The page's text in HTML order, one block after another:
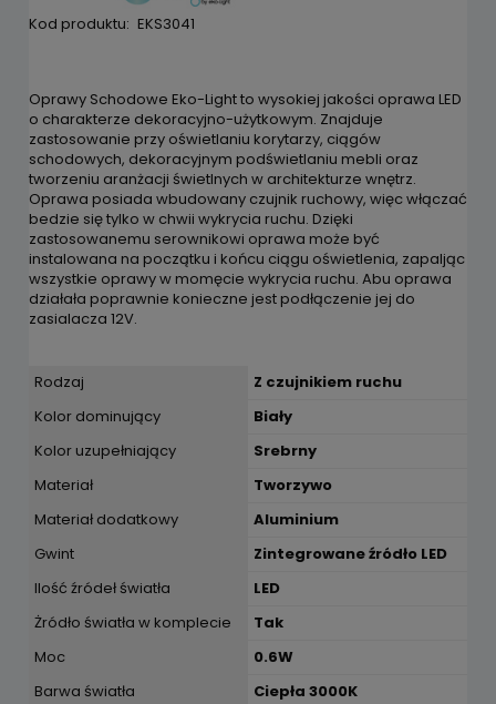
Kod produktu: EKS3041
Oprawy Schodowe Eko-Light to wysokiej jakości oprawa LED
o charakterze dekoracyjno-użytkowym. Znajduje
zastosowanie przy oświetlaniu korytarzy, ciągów
schodowych, dekoracyjnym podświetlaniu mebli oraz
tworzeniu aranżacji świetlnych w architekturze wnętrz.
Oprawa posiada wbudowany czujnik ruchowy, więc włączać
bedzie się tylko w chwii wykrycia ruchu. Dzięki
zastosowanemu serownikowi oprawa może być
instalowana na początku i końcu ciągu oświetlenia, zapaljąc
wszystkie oprawy w momęcie wykrycia ruchu. Abu oprawa
działała poprawnie konieczne jest podłączenie jej do
zasialacza 12V.
Rodzaj
Z czujnikiem ruchu
Kolor dominujący
Biały
Kolor uzupełniający
Srebrny
Materiał
Tworzywo
Materiał dodatkowy
Aluminium
Gwint
Zintegrowane źródło LED
Ilość źródeł światła
LED
Żródło światła w komplecie
Tak
Moc
0.6W
Barwa światła
Ciepła 3000K